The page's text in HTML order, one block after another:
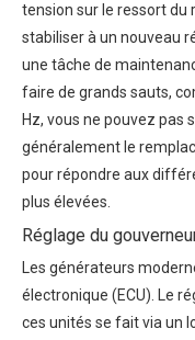
tension sur le ressort
stabiliser à un nouveau
une tâche de
faire de grands sauts,
Hz, vous ne pouvez pas
généralement le
pour répondre aux
plus élevées.
Réglage du
Les générateurs
électronique (ECU).
Le
ces unités se fait via un